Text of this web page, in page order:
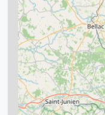
7
2
8